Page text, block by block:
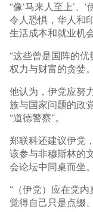
“像‘马来人至上’、
令人恐惧，华人和
生活成本和就业机
“这些曾是国阵的优
权力与财富的贪婪
他认为，伊党应努
族与国家问题的政
“道德警察”。
郑联科还建议伊党
该参与非穆斯林的
会论坛中同桌而坐。
“（伊党）应在党
觉得自己只是点缀